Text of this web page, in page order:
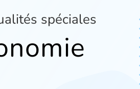
spéciales